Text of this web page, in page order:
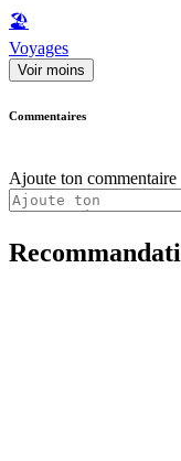
🏖
Voyages
Voir moins
Commentaires
Ajoute ton commentaire